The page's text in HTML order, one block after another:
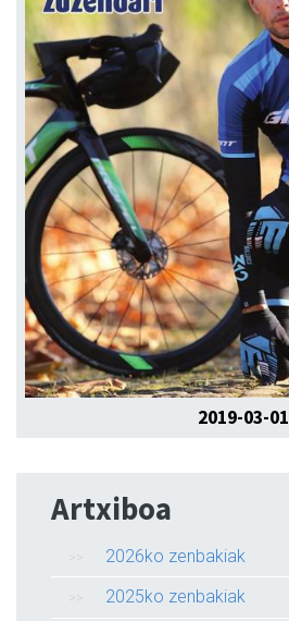
2019-03-01
Artxiboa
2026ko zenbakiak
2025ko zenbakiak